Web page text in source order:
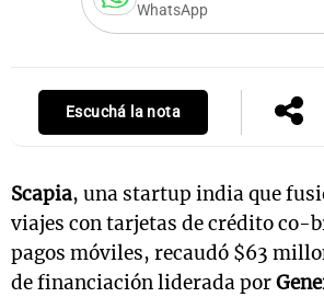
WhatsApp
Escuchá la nota
Scapia, una startup india que
viajes con tarjetas de crédito co-
pagos móviles, recaudó $63
de financiación liderada por